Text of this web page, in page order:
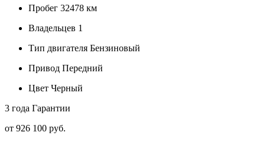
Пробег 32478 км
Владельцев 1
Тип двигателя Бензиновый
Привод Передний
Цвет Черный
3 года Гарантии
от 926 100 руб.